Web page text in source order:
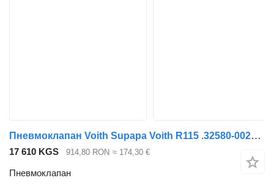
Пневмоклапан Voith Supapa Voith R115 .32580-0028 3092597 для грузовика Mercedes-Benz ACTROS MP
17 610 KGS 914,80 RON ≈ 174,30 €
Пневмоклапан